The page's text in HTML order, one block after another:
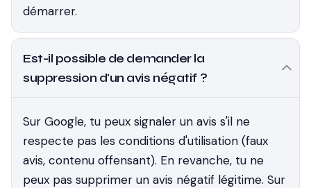
démarrer.
Est-il possible de demander la
suppression d'un avis négatif ?
Sur Google, tu peux signaler un avis s'il ne
respecte pas les conditions d'utilisation (faux
avis, contenu offensant). En revanche, tu ne
peux pas supprimer un avis négatif légitime. Sur